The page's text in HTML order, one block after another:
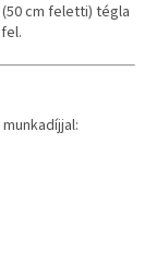
cm feletti) tégla